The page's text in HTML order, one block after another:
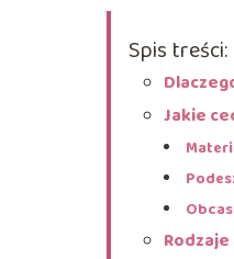
Spis treści:
Jakie
Obcas